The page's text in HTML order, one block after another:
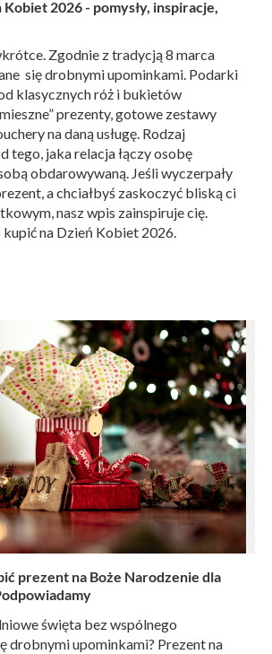
2026 - pomysły, inspiracje,
Zgodnie z tradycją 8 marca
się drobnymi upominkami. Podarki
klasycznych róż i bukietów
prezenty, gotowe zestawy
na daną usługę. Rodzaj
tego, jaka relacja łączy osobę
obdarowywaną. Jeśli wyczerpały
a chciałbyś zaskoczyć bliską ci
nasz wpis zainspiruje cię.
na Dzień Kobiet 2026.
prezent na Boże Narodzenie dla
święta bez wspólnego
drobnymi upominkami? Prezent na